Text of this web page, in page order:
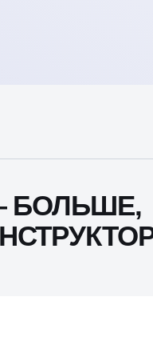
БОЛЬШЕ,